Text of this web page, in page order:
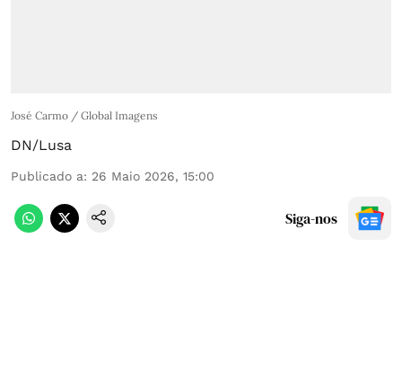
José Carmo / Global Imagens
DN/Lusa
Publicado a: 26 Maio 2026, 15:00
Siga-nos